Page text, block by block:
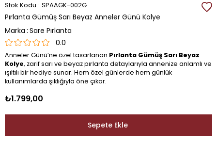
Stok Kodu SPAAGK-002G
Pırlanta Gümüş Sarı Beyaz Anneler Günü Kolye
Marka : Sare Pırlanta
0.0
Anneler Günü’ne özel tasarlanan Pırlanta Gümüş Sarı Beyaz
Kolye, zarif sarı ve beyaz pırlanta detaylarıyla annenize anlamlı ve
ışıltılı bir hediye sunar. Hem özel günlerde hem günlük
kullanımlarda şıklığıyla öne çıkar.
₺1.799,00